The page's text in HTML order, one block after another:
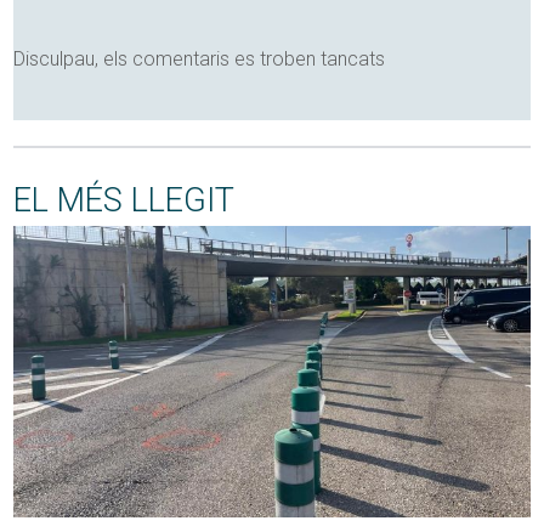
Disculpau, els comentaris es troben tancats
EL MÉS LLEGIT